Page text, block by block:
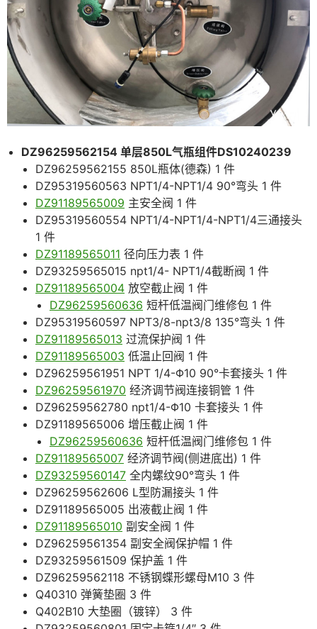
DZ96259562154 单层850L气瓶组件DS10240239
DZ96259562155 850L瓶体(德森) 1 件
DZ95319560563 NPT1/4-NPT1/4 90°弯头 1 件
DZ91189565009 主安全阀 1 件
DZ95319560554 NPT1/4-NPT1/4-NPT1/4三通接头
1 件
DZ91189565011 径向压力表 1 件
DZ93259565015 npt1/4- NPT1/4截断阀 1 件
DZ91189565004 放空截止阀 1 件
DZ96259560636 短杆低温阀门维修包 1 件
DZ95319560597 NPT3/8-npt3/8 135°弯头 1 件
DZ91189565013 过流保护阀 1 件
DZ91189565003 低温止回阀 1 件
DZ96259561951 NPT 1/4-Φ10 90°卡套接头 1 件
DZ96259561970 经济调节阀连接铜管 1 件
DZ96259562780 npt1/4-Φ10 卡套接头 1 件
DZ91189565006 增压截止阀 1 件
DZ96259560636 短杆低温阀门维修包 1 件
DZ91189565007 经济调节阀(侧进底出) 1 件
DZ93259560147 全内螺纹90°弯头 1 件
DZ96259562606 L型防漏接头 1 件
DZ91189565005 出液截止阀 1 件
DZ91189565010 副安全阀 1 件
DZ96259561354 副安全阀保护帽 1 件
DZ93259561509 保护盖 1 件
DZ96259562118 不锈钢蝶形螺母M10 3 件
Q40310 弹簧垫圈 3 件
Q402B10 大垫圈（镀锌） 3 件